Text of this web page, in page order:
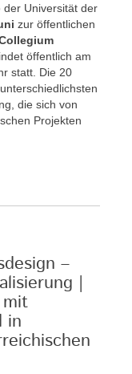
der Universität der
zur öffentlichen
öffentlich am
statt. Die 20
die sich von
Projekten
–
|
in